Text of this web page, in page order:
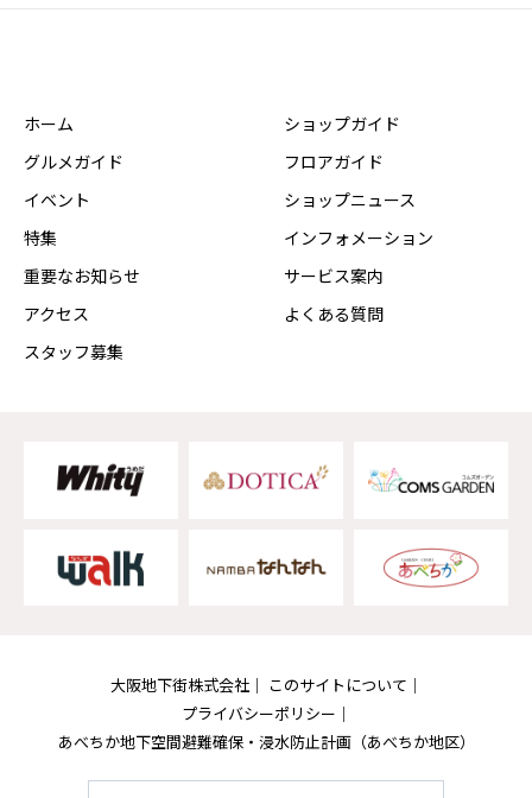
ホーム
グルメガイド
イベント
特集
重要なお知らせ
アクセス
スタッフ募集
ショップガイド
フロアガイド
ショップニュース
インフォメーション
サービス案内
よくある質問
大阪地下街株式会社
このサイトについて
プライバシーポリシー
あべちか地下空間避難確保・浸水防止計画（あべちか地区）